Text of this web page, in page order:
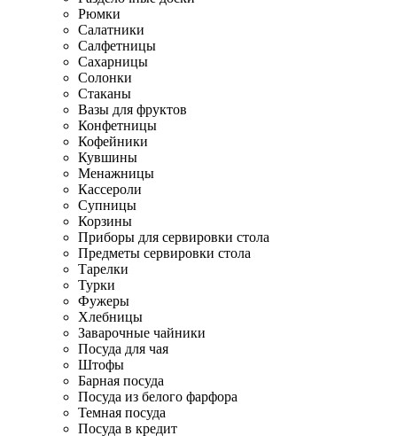
Рюмки
Салатники
Салфетницы
Сахарницы
Солонки
Стаканы
Вазы для фруктов
Конфетницы
Кофейники
Кувшины
Менажницы
Кассероли
Супницы
Корзины
Приборы для сервировки стола
Предметы сервировки стола
Тарелки
Турки
Фужеры
Хлебницы
Заварочные чайники
Посуда для чая
Штофы
Барная посуда
Посуда из белого фарфора
Темная посуда
Посуда в кредит